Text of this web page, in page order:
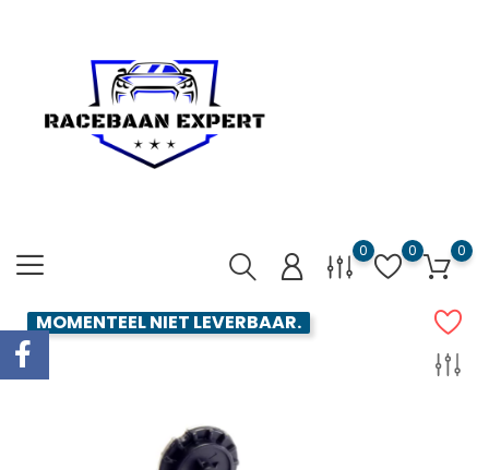
0 0 0
MOMENTEEL NIET LEVERBAAR.